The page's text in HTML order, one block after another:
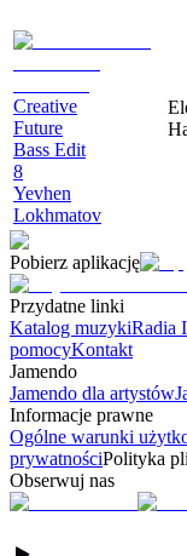
Creative
Future
Bass Edit
8
Yevhen
Lokhmatov
Pobierz aplikację
Przydatne linki
Katalog muzykiRadia
pomocyKontakt
Jamendo
Jamendo dla artystów
Informacje prawne
Ogólne warunki
prywatnościPolityka
Obserwuj nas